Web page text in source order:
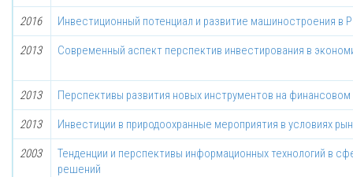
2016 Инвестиционный потенциал и развитие машиностроения в
2013 Современный аспект перспектив инвестирования в
2013 Перспективы развития новых инструментов на
2013 Инвестиции в природоохранные мероприятия в условиях
2003
Тенденции и перспективы информационных технологий в
решений